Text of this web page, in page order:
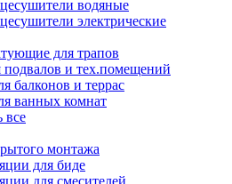
водяные
электрические
для трапов
подвалов и тех.помещений
балконов и террас
ванных комнат
все
монтажа
для биде
для смесителей